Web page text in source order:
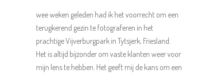
wee weken geleden had ik het voorrecht om een
terugkerend gezin te fotograferen in het
prachtige Vijverburgpark in Tytsjerk, Friesland.
Het is altijd bijzonder om vaste klanten weer voor
mijn lens te hebben. Het geeft mij de kans om een